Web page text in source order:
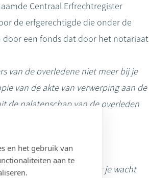
Centraal Erfrechtregister
de erfgerechtigde die onder de
door een fonds dat door het notariaat
van de overledene niet meer bij je
van de akte van verwerping aan de
de nalatenschap van de overleden
dus niet.”
te verwerpen. Maar je wacht
en het gebruik van
aan te